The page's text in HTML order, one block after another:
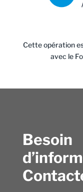
Cette opération
avec le
Besoin